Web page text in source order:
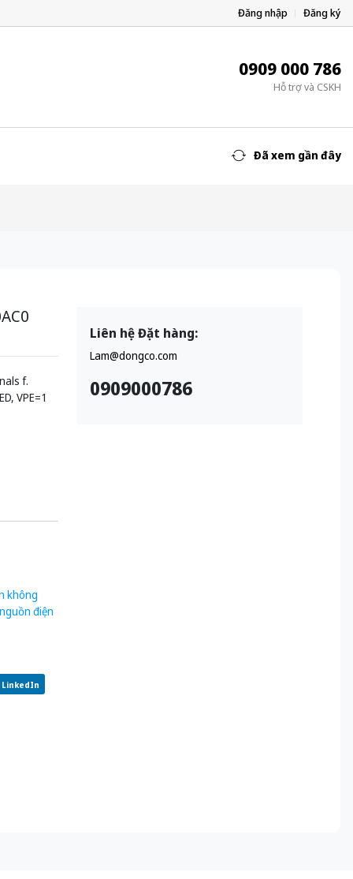
Đăng nhập Đăng ký
0909 000 786
Hỗ trợ và CSKH
Đã xem gần đây
f.
VPE=1
không
điện
LinkedIn
Liên hệ Đặt hàng:
Lam@dongco.com
0909000786